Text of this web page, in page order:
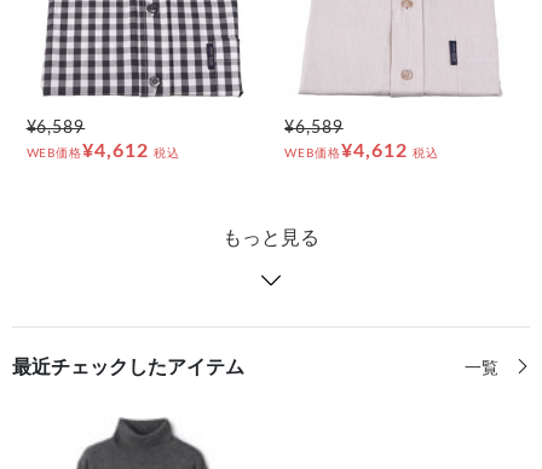
¥6,589
WEB価格¥4,612 税込
¥6,589
WEB価格¥4,612 税込
もっと見る
最近チェックしたアイテム 一覧